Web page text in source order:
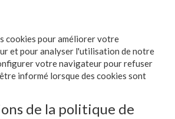
cookies pour améliorer votre
et pour analyser l'utilisation de notre
votre navigateur pour refuser
informé lorsque des cookies sont
de la politique de